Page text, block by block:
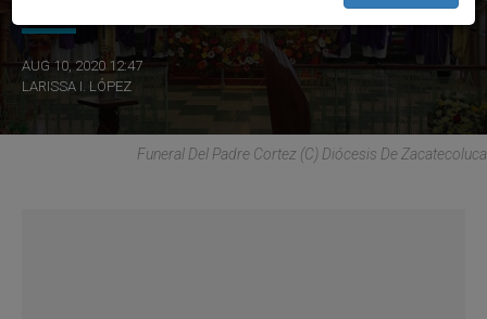
AUG 10, 2020 12:47
LARISSA I. LÓPEZ
Funeral Del Padre Cortez (C) Diócesis De Zacatecoluca